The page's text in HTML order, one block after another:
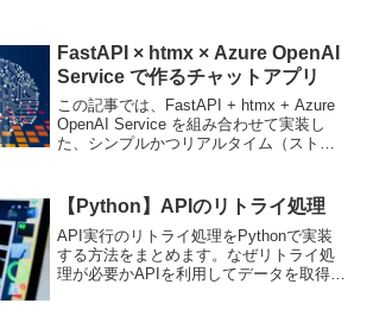
ケーションを...
FastAPI × htmx × Azure OpenAI
Service で作るチャットアプリ
この記事では、FastAPI + htmx + Azure
OpenAI Service を組み合わせて実装し
た、シンプルかつリアルタイム（ストリ
け薄くしたい」「社内ツ...
【Python】APIのリトライ処理
API実行のリトライ処理をPythonで実装
する方法をまとめます。なぜリトライ処
理が必要かAPIを利用してデータを取得・